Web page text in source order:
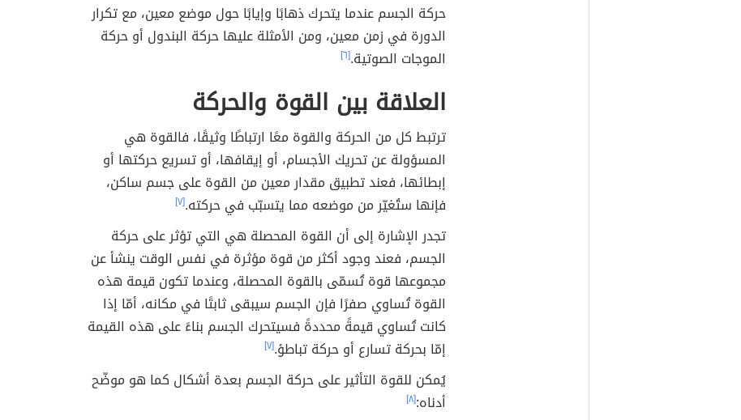
حركة الجسم عندما يتحرك ذهابًا وإيابًا حول موضع معين، مع تكرار
الدورة في زمن معين، ومن الأمثلة عليها حركة البندول أو حركة
الموجات الصوتية.[٦]
العلاقة بين القوة والحركة
ترتبط كل من الحركة والقوة معًا ارتباطًا وثيقًا، فالقوة هي
المسؤولة عن تحريك الأجسام، أو إيقافها، أو تسريع حركتها أو
إبطائها، فعند تطبيق مقدار معين من القوة على جسم ساكن،
فإنها ستُغيّر من موضعه مما يتسبّب في حركته.[٧]
تجدر الإشارة إلى أن القوة المحصلة هي التي تؤثر على حركة
الجسم، فعند وجود أكثر من قوة مؤثرة في نفس الوقت ينشأ عن
مجموعها قوة تُسمّى بالقوة المحصلة، وعندما تكون قيمة هذه
القوة تُساوي صفرًا فإن الجسم سيبقى ثابتًا في مكانه، أمّا إذا
كانت تُساوي قيمةً محددةً فسيتحرك الجسم بناءً على هذه القيمة
إمّا بحركة تسارع أو حركة تباطؤ.[٧]
يُمكن للقوة التأثير على حركة الجسم بعدة أشكال كما هو موضّح
أدناه:[٨]